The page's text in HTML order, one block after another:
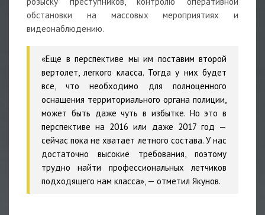
обстановки на массовых мероприятиях и
видеонаблюдению.
«Еще в перспективе мы им поставим второй
вертолет, легкого класса. Тогда у них будет
все, что необходимо для полноценного
оснащения территориального органа полиции,
может быть даже чуть в избытке. Но это в
перспективе на 2016 или даже 2017 год —
сейчас пока не хватает летного состава. У нас
достаточно высокие требования, поэтому
трудно найти профессиональных летчиков
подходящего нам класса», — отметил Якунов.